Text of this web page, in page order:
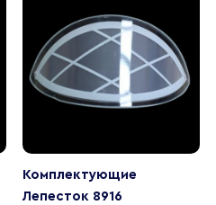
Комплектующие
Лепесток 8916